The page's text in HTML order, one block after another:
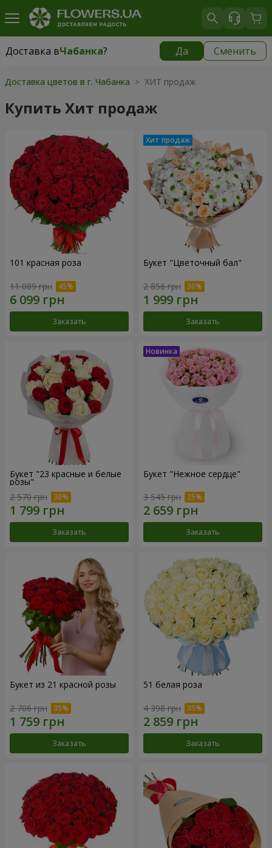
Доставка вЧабанка? Да Сменить
Доставка вЧабанка|
Доставка цветов в г. Чабанка > ХИТ продаж
Купить Хит продаж
101 красная роза
11 089 грн
Заказать
Букет "Цветочный бал"
2 856 грн
Заказать
Букет "23 красные и белые
розы"
2 570 грн
Заказать
Букет "Нежное сердце"
3 545 грн
Заказать
Букет из 21 красной розы
2 706 грн
Заказать
51 белая роза
4 398 грн
Заказать